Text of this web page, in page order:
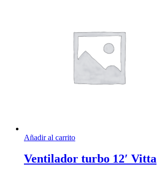
Añadir al carrito
Ventilador turbo 12′ Vitta